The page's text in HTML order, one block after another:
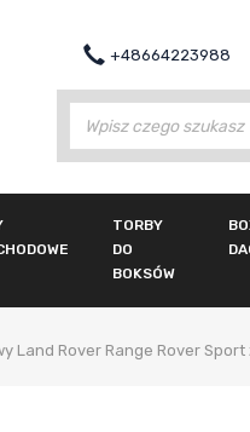
+48664223988
TORBY
DO
BOKSÓW
Land Rover Range Rover